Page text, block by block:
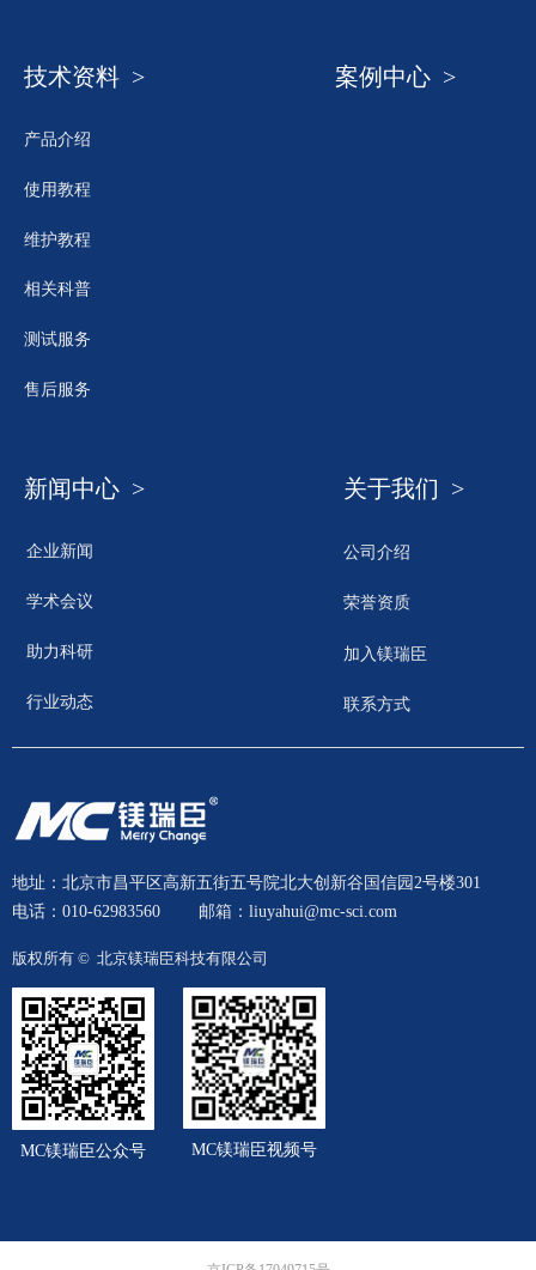
技术资料 >
产品介绍
使用教程
维护教程
相关科普
测试服务
售后服务
案例中心 >
新闻中心 >
企业新闻
学术会议
助力科研
行业动态
关于我们 >
公司介绍
荣誉资质
加入镁瑞臣
联系方式
版权所有 © 北京镁瑞臣科技有限公司
地址：北京市昌平区高新五街五号院北大创新谷国信园2号楼301
电话：010-62983560 邮箱：liuyahui@mc-sci.com
MC镁瑞臣公众号 MC镁瑞臣视频号